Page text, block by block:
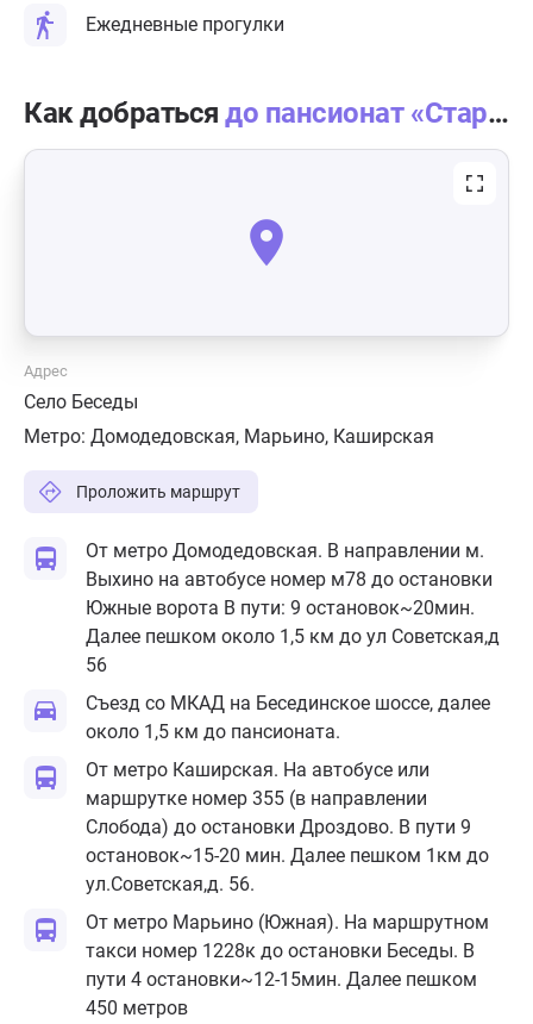
Ежедневные прогулки
Как добратьсядо пансионат «Стар-че»
Адрес
Село Беседы
Метро: Домодедовская, Марьино, Каширская
Проложить маршрут
От метро Домодедовская. В направлении м.
Выхино на автобусе номер м78 до остановки
Южные ворота В пути: 9 остановок~20мин.
Далее пешком около 1,5 км до ул Советская,д
56
Съезд со МКАД на Бесединское шоссе, далее
около 1,5 км до пансионата.
От метро Каширская. На автобусе или
маршрутке номер 355 (в направлении
Слобода) до остановки Дроздово. В пути 9
остановок~15-20 мин. Далее пешком 1км до
ул.Советская,д. 56.
От метро Марьино (Южная). На маршрутном
такси номер 1228к до остановки Беседы. В
пути 4 остановки~12-15мин. Далее пешком
450 метров